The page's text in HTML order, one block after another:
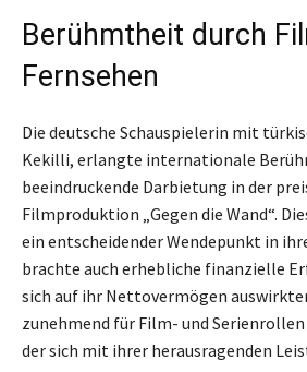
Berühmtheit durch
Fernsehen
Die deutsche Schauspielerin mit
Kekilli, erlangte internationale
beeindruckende Darbietung in der
Filmproduktion „Gegen die Wand“.
ein entscheidender Wendepunkt in
brachte auch erhebliche finanzielle
sich auf ihr Nettovermögen
zunehmend für Film- und
der sich mit ihrer herausragenden